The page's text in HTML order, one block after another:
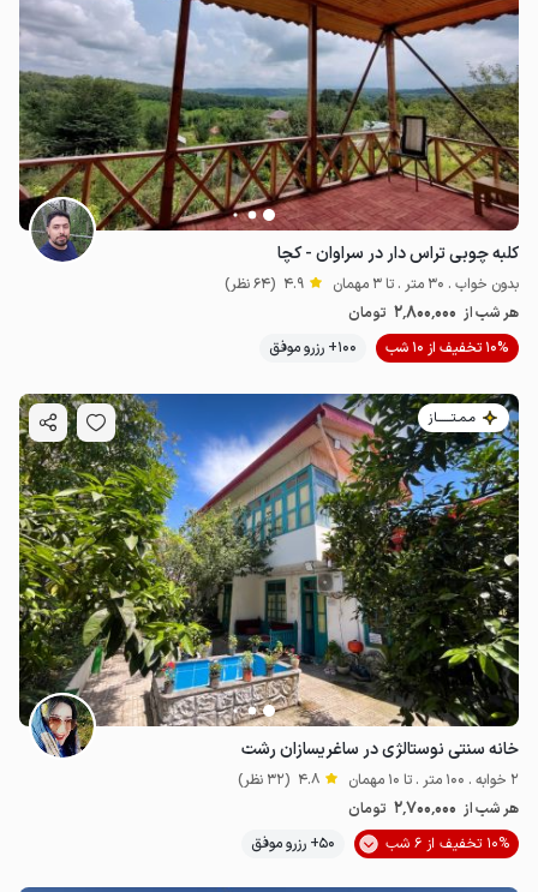
1.04میلیون ت 4.9
2.4 میلیون ت 4.8
کلبه چوبی تراس دار در سراوان - کچا
بدون خواب . 30 متر . تا 3 مهمان 4.9 (64 نظر)
هر شب از 2٬800٬000 تومان
10% تخفیف از 10 شب
100+ رزرو موفق
مـمـتــــــاز
خانه سنتی نوستالژی در ساغریسازان رشت
2 خوابه . 100 متر . تا 10 مهمان 4.8 (32 نظر)
هر شب از 2٬700٬000 تومان
10% تخفیف از 6 شب
50+ رزرو موفق